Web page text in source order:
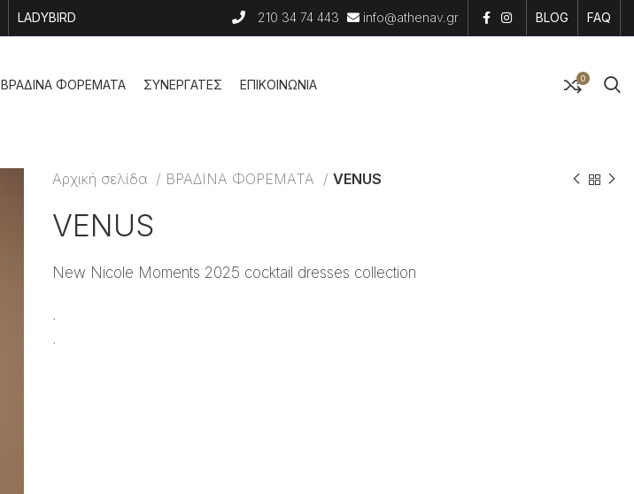
LADYBIRD 210 34 74 443 info@athenav.gr BLOG FAQ
ΒΡΑΔΙΝΑ ΦΟΡΕΜΑΤΑ ΣΥΝΕΡΓΑΤΕΣ EΠΙΚΟΙΝΩΝΙΑ 0
Αρχική σελίδα ΒΡΑΔΙΝΑ ΦΟΡΕΜΑΤΑ VENUS
VENUS
New Nicole Moments 2025 cocktail dresses collection
.
.